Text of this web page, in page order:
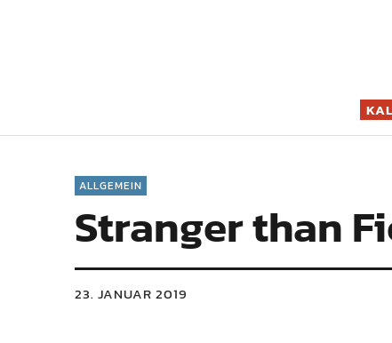
ALLGEMEIN
Stranger than
23. JANUAR 2019